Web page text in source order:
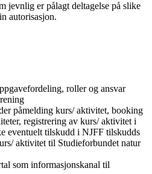
jevnlig er pålagt deltagelse på slike
autorisasjon.
roller og ansvar
påmelding kurs/ aktivitet, booking
registrering av kurs/ aktivitet i
eventuelt tilskudd i NJFF tilskudds
aktivitet til Studieforbundet natur
som informasjonskanal til